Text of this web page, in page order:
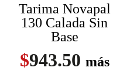
Tarima Novapal
130 Calada Sin
Base
$943.50 más